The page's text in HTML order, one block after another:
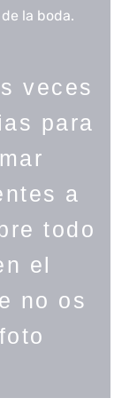
la boda.
veces
para
a
todo
el
no os